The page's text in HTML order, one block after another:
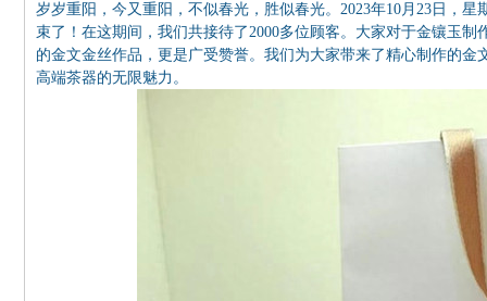
岁岁重阳，今又重阳，不似春光，胜似春光。2023年10月23日，
束了！在这期间，我们共接待了2000多位顾客。大家对于金镶玉
的金文金丝作品，更是广受赞誉。我们为大家带来了精心制作的
高端茶器的无限魅力。